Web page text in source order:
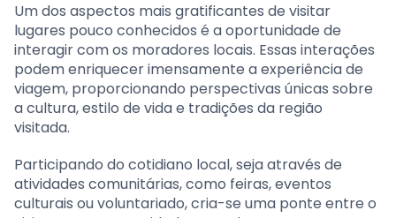
Um dos aspectos mais gratificantes de visitar
lugares pouco conhecidos é a oportunidade de
interagir com os moradores locais. Essas interações
podem enriquecer imensamente a experiência de
viagem, proporcionando perspectivas únicas sobre
a cultura, estilo de vida e tradições da região
visitada.
Participando do cotidiano local, seja através de
atividades comunitárias, como feiras, eventos
culturais ou voluntariado, cria-se uma ponte entre o